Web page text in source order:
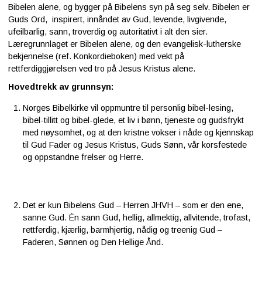
Bibelen alene, og bygger på Bibelens syn på seg selv. Bibelen er
Guds Ord, inspirert, innåndet av Gud, levende, livgivende,
ufeilbarlig, sann, troverdig og autoritativt i alt den sier.
Læregrunnlaget er Bibelen alene, og den evangelisk-lutherske
bekjennelse (ref. Konkordieboken) med vekt på
rettferdiggjørelsen ved tro på Jesus Kristus alene.
Hovedtrekk av grunnsyn:
Norges Bibelkirke vil oppmuntre til personlig bibel-lesing,
bibel-tillitt og bibel-glede, et liv i bønn, tjeneste og gudsfrykt
med nøysomhet, og at den kristne vokser i nåde og kjennskap
til Gud Fader og Jesus Kristus, Guds Sønn, vår korsfestede
og oppstandne frelser og Herre.
Det er kun Bibelens Gud – Herren JHVH – som er den ene,
sanne Gud. Én sann Gud, hellig, allmektig, allvitende, trofast,
rettferdig, kjærlig, barmhjertig, nådig og treenig Gud –
Faderen, Sønnen og Den Hellige Ånd.